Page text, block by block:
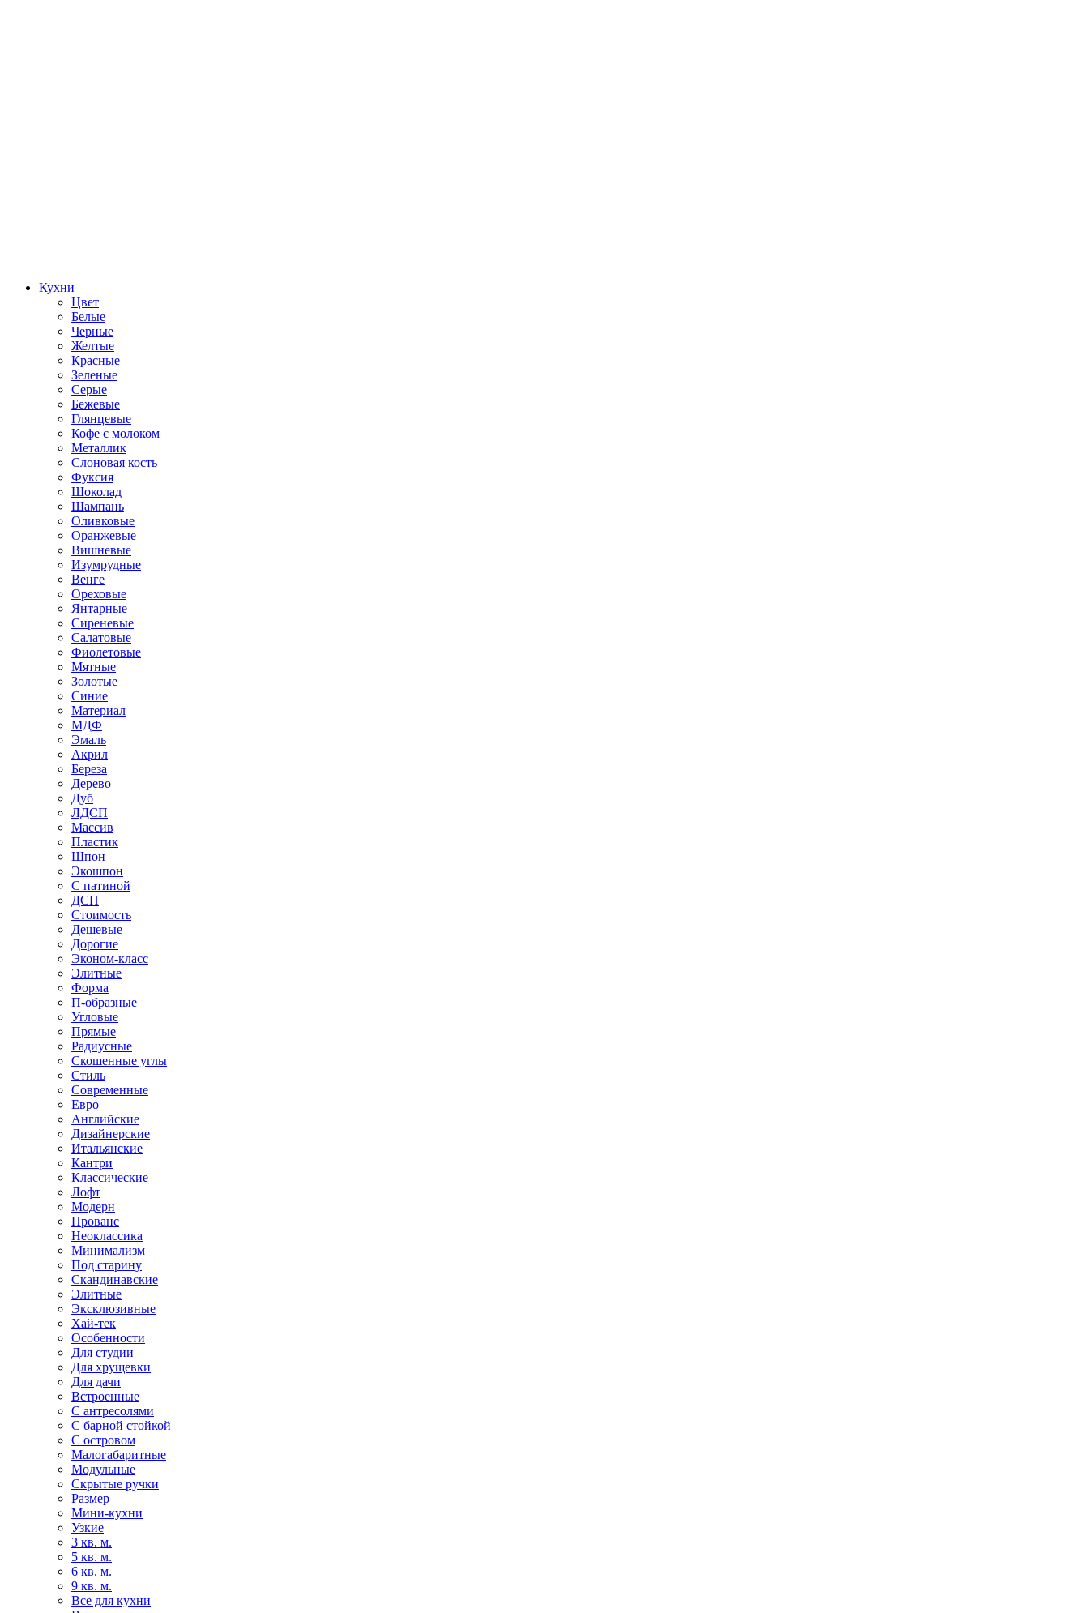
Кухни
Цвет
Белые
Черные
Желтые
Красные
Зеленые
Серые
Бежевые
Глянцевые
Кофе с молоком
Металлик
Слоновая кость
Фуксия
Шоколад
Шампань
Оливковые
Оранжевые
Вишневые
Изумрудные
Венге
Ореховые
Янтарные
Сиреневые
Салатовые
Фиолетовые
Мятные
Золотые
Синие
Материал
МДФ
Эмаль
Акрил
Береза
Дерево
Дуб
ЛДСП
Массив
Пластик
Шпон
Экошпон
С патиной
ДСП
Стоимость
Дешевые
Дорогие
Эконом-класс
Элитные
Форма
П-образные
Угловые
Прямые
Радиусные
Скошенные углы
Стиль
Современные
Евро
Английские
Дизайнерские
Итальянские
Кантри
Классические
Лофт
Модерн
Прованс
Неоклассика
Минимализм
Под старину
Скандинавские
Элитные
Эксклюзивные
Хай-тек
Особенности
Для студии
Для хрущевки
Для дачи
Встроенные
С антресолями
С барной стойкой
С островом
Малогабаритные
Модульные
Скрытые ручки
Размер
Мини-кухни
Узкие
3 кв. м.
5 кв. м.
6 кв. м.
9 кв. м.
Все для кухни